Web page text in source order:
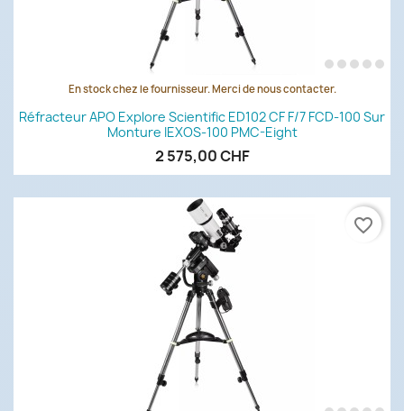
En stock chez le fournisseur. Merci de nous contacter.
Réfracteur APO Explore Scientific ED102 CF F/7 FCD-100 Sur
Monture IEXOS-100 PMC-Eight
2 575,00 CHF
favorite_border